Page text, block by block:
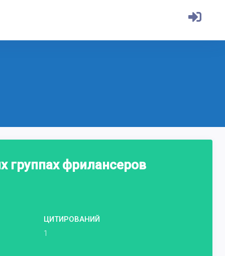
группах фрилансеров
ЦИТИРОВАНИЙ
1